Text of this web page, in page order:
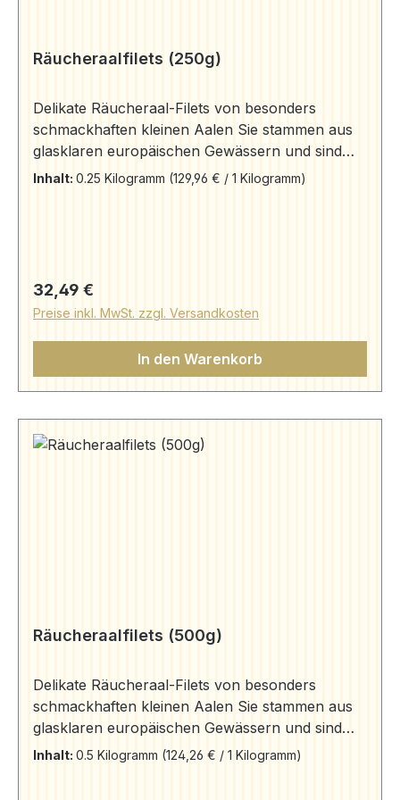
Räucheraalfilets (250g)
Delikate Räucheraal-Filets von besonders
schmackhaften kleinen Aalen Sie stammen aus
glasklaren europäischen Gewässern und sind
von unvergleichlicher Qualität und Frische. Die
Verpackung garantiert absolute Frische und
Haltbarkeit. Der Zwischenahner Räucheraal ist
schlanker als Sie glauben. Der Fettgehalt eines
reifen Aals liegt bei ca. 30%. Zutaten: Aal, Salz,
Rauch Herkunft: Aal "Anguilla anguilla"
gewonnen aus deutscher Aquakultur.
Inhalt: 0.25 Kilogramm (129,96 € / 1 Kilogramm)
Regulärer Preis:
32,49 €
Preise inkl. MwSt. zzgl. Versandkosten
In den Warenkorb
Räucheraalfilets (500g)
Delikate Räucheraal-Filets von besonders
schmackhaften kleinen Aalen Sie stammen aus
glasklaren europäischen Gewässern und sind
von unvergleichlicher Qualität und Frische. Die
Inhalt: 0.5 Kilogramm (124,26 € / 1 Kilogramm)